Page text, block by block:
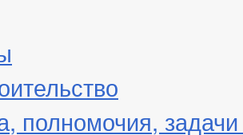
полномочия,